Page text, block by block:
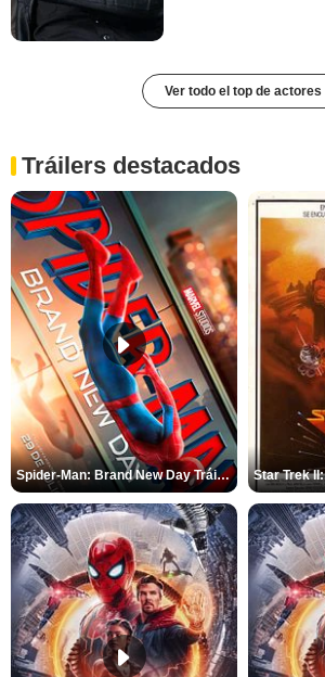
Ver todo el top de actores
Tráilers destacados
Spider-Man: Brand New Day Tráiler (3)